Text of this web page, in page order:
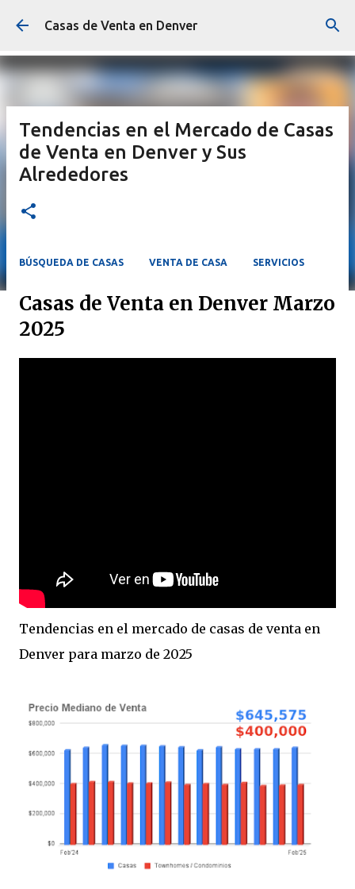
Ir al contenido principal
Casas de Venta en Denver
Tendencias en el Mercado de Casas
de Venta en Denver y Sus
Alrededores
BÚSQUEDA DE CASAS VENTA DE CASA SERVICIOS
Casas de Venta en Denver Marzo
2025
Tendencias en el mercado de casas de venta en
Denver para marzo de 2025